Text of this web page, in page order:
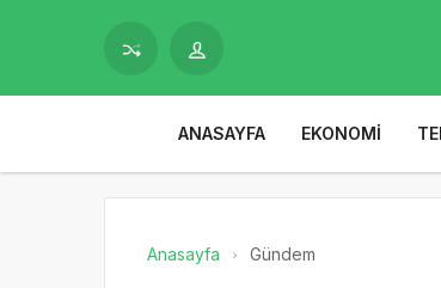
ANASAYFA EKONOMI
Anasayfa Gündem